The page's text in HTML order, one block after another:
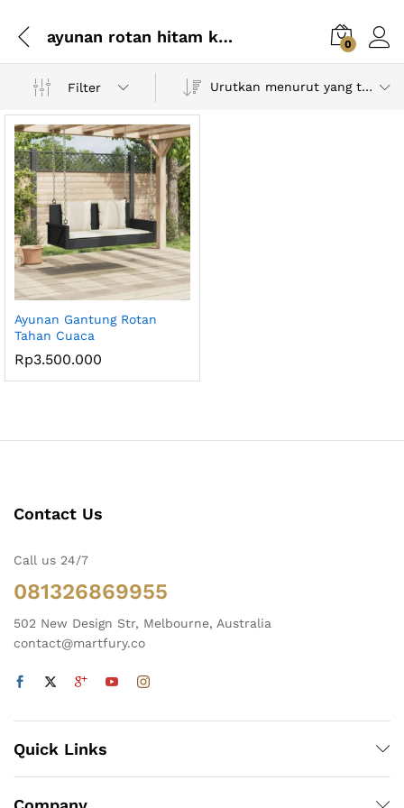
ayunan rotan hitam krem 0
Filter Urutkan menurut yang terbaru
Ayunan Gantung Rotan
Tahan Cuaca
Rp3.500.000
Contact Us
Call us 24/7
081326869955
502 New Design Str, Melbourne, Australia
contact@martfury.co
Quick Links